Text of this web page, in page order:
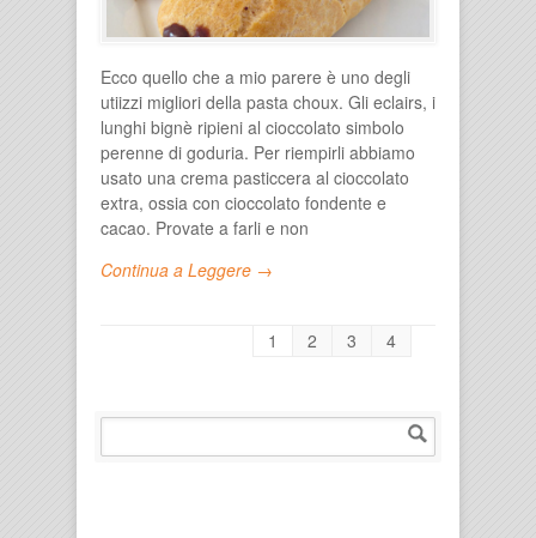
Ecco quello che a mio parere è uno degli
utiizzi migliori della pasta choux. Gli eclairs, i
lunghi bignè ripieni al cioccolato simbolo
perenne di goduria. Per riempirli abbiamo
usato una crema pasticcera al cioccolato
extra, ossia con cioccolato fondente e
cacao. Provate a farli e non
Continua a Leggere →
1 2 3 4